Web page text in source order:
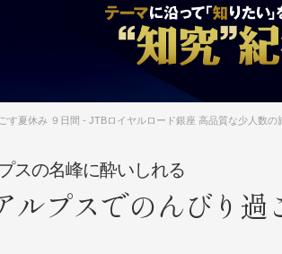
探す
探す
す夏休み ９日間 - JTBロイヤルロード銀座 高品質な少人数の
スの名峰に酔いしれる
ルプスでのんびり過